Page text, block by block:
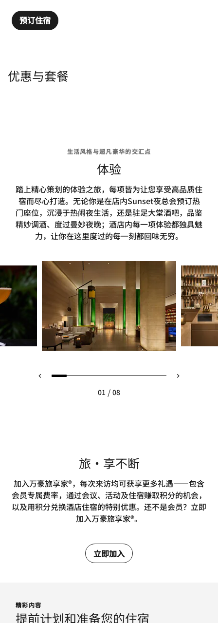
预订住宿
优惠与套餐
生活风格与超凡豪华的交汇点
体验
踏上精心策划的体验之旅，每项皆为让您享受高品质住
宿而尽心打造。无论你是在店内Sunset夜总会预订热
门座位，沉浸于热闹夜生活，还是驻足大堂酒吧，品鉴
精妙调酒、度过曼妙夜晚；酒店内每一项体验都独具魅
力，让你在这里度过的每一刻都回味无穷。
01 / 08
旅·享不断
加入万豪旅享家®，每次来访均可获享更多礼遇——包含
会员专属费率，通过会议、活动及住宿赚取积分的机会，
以及用积分兑换酒店住宿的特别优惠。还不是会员？立即
加入万豪旅享家®。
立即加入
精彩内容
提前计划和准备您的住宿